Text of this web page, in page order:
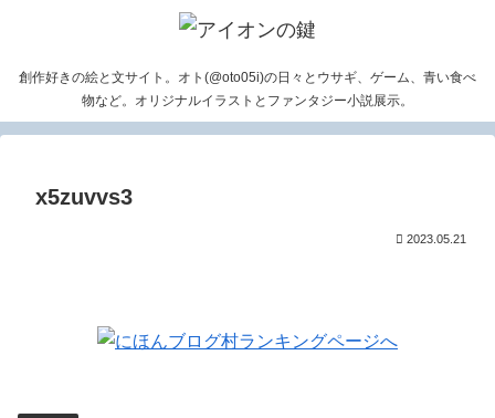
創作好きの絵と文サイト。オト(@oto05i)の日々とウサギ、ゲーム、青い食べ
物など。オリジナルイラストとファンタジー小説展示。
x5zuvvs3
2023.05.21